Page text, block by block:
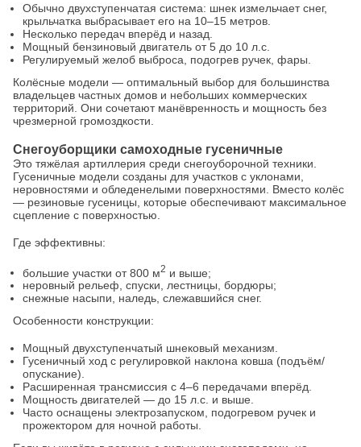
Обычно двухступенчатая система: шнек измельчает снег,
крыльчатка выбрасывает его на 10–15 метров.
Несколько передач вперёд и назад.
Мощный бензиновый двигатель от 5 до 10 л.с.
Регулируемый желоб выброса, подогрев ручек, фары.
Колёсные модели — оптимальный выбор для большинства
владельцев частных домов и небольших коммерческих
территорий. Они сочетают манёвренность и мощность без
чрезмерной громоздкости.
Снегоуборщики самоходные гусеничные
Это тяжёлая артиллерия среди снегоуборочной техники.
Гусеничные модели созданы для участков с уклонами,
неровностями и обледенелыми поверхностями. Вместо колёс
— резиновые гусеницы, которые обеспечивают максимальное
сцепление с поверхностью.
Где эффективны:
большие участки от 800 м2 и выше;
неровный рельеф, спуски, лестницы, бордюры;
снежные насыпи, наледь, слежавшийся снег.
Особенности конструкции:
Мощный двухступенчатый шнековый механизм.
Гусеничный ход с регулировкой наклона ковша (подъём/
опускание).
Расширенная трансмиссия с 4–6 передачами вперёд.
Мощность двигателей — до 15 л.с. и выше.
Часто оснащены электрозапуском, подогревом ручек и
прожектором для ночной работы.